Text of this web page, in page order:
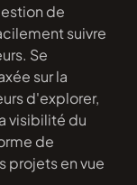
de
suivre
Se
sur la
d'explorer,
visibilité du
de
projets en vue